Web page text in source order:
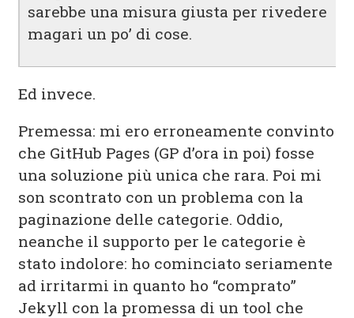
sarebbe una misura giusta per rivedere
magari un po’ di cose.
Ed invece.
Premessa: mi ero erroneamente convinto
che GitHub Pages (GP d’ora in poi) fosse
una soluzione più unica che rara. Poi mi
son scontrato con un problema con la
paginazione delle categorie. Oddio,
neanche il supporto per le categorie è
stato indolore: ho cominciato seriamente
ad irritarmi in quanto ho “comprato”
Jekyll con la promessa di un tool che